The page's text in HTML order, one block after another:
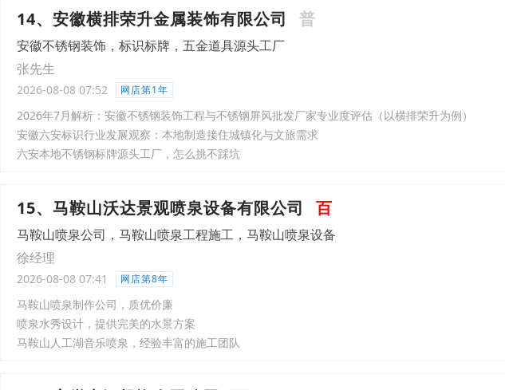
14、安徽横排荣升金属装饰有限公司 普
安徽不锈钢装饰，标识标牌，五金道具源头工厂
张先生
2026-08-08 07:52 网店第1年
2026年7月解析：安徽不锈钢装饰工程与不锈钢屏风批发厂家专业度评估（以横排荣升为例）
安徽六安标识行业发展观察：本地制造接住城镇化与文旅需求
六安本地不锈钢标牌源头工厂，怎么挑不踩坑
15、马鞍山沃达景观喷泉设备有限公司 百
马鞍山喷泉公司，马鞍山喷泉工程施工，马鞍山喷泉设备
徐经理
2026-08-08 07:41 网店第8年
马鞍山喷泉制作公司，质优价廉
喷泉水秀设计，提供完美的水景方案
马鞍山人工湖音乐喷泉，经验丰富的施工团队